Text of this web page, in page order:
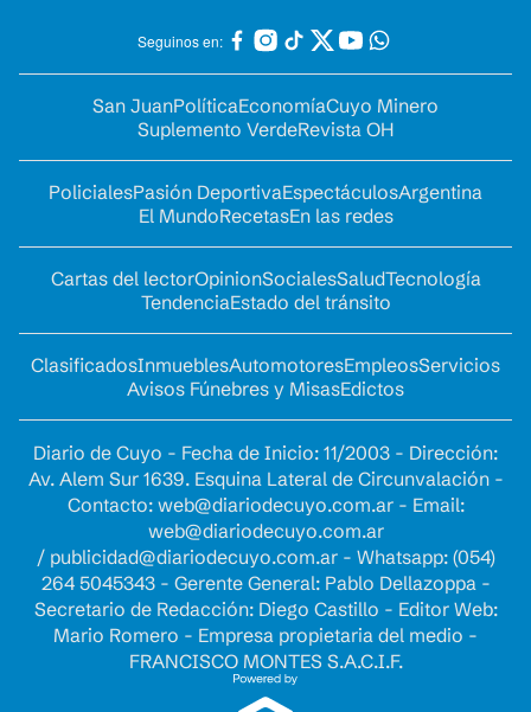
Seguinos en:
San JuanPolíticaEconomíaCuyo Minero
Suplemento VerdeRevista OH
PolicialesPasión DeportivaEspectáculosArgentina
El MundoRecetasEn las redes
Cartas del lectorOpinionSocialesSaludTecnología
TendenciaEstado del tránsito
ClasificadosInmueblesAutomotoresEmpleosServicios
Avisos Fúnebres y MisasEdictos
Diario de Cuyo - Fecha de Inicio: 11/2003 - Dirección:
Av. Alem Sur 1639. Esquina Lateral de Circunvalación -
Contacto: web@diariodecuyo.com.ar- Email:
web@diariodecuyo.com.ar
/ publicidad@diariodecuyo.com.ar- Whatsapp: (054)
264 5045343 - Gerente General: Pablo Dellazoppa -
Secretario de Redacción: Diego Castillo - Editor Web:
Mario Romero - Empresa propietaria del medio -
FRANCISCO MONTES S.A.C.I.F.